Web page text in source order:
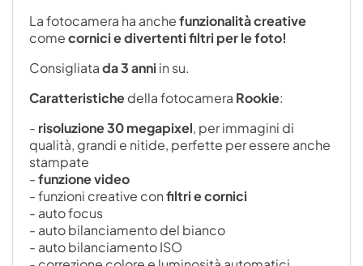
La fotocamera ha anchefunzionalità creative
comecornici e divertenti filtri per le foto!
Consigliatada 3 anni in su.
Caratteristichedella fotocamera Rookie:
- risoluzione 30 megapixel, per immagini di
qualità, grandi e nitide, perfette per essere anche
stampate
-funzionevideo
- funzioni creative confiltri e cornici
- auto focus
- auto bilanciamento del bianco
- auto bilanciamento ISO